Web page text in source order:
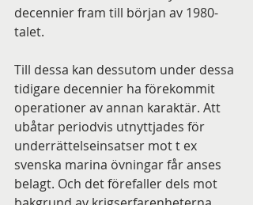
decennier fram till början av 1980-
talet.
Till dessa kan dessutom under dessa
tidigare decennier ha förekommit
operationer av annan karaktär. Att
ubåtar periodvis utnyttjades för
underrättelseinsatser mot t ex
svenska marina övningar får anses
belagt. Och det förefaller dels mot